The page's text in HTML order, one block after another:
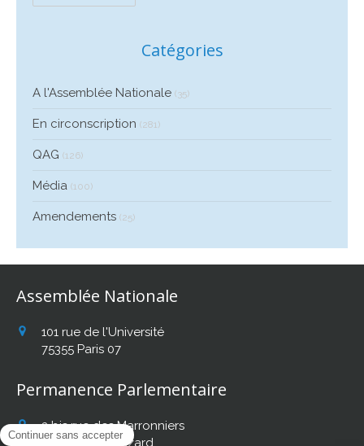
Catégories
A l'Assemblée Nationale (35)
En circonscription (281)
QAG (126)
Média (100)
Amendements (25)
Assemblée Nationale
101 rue de l'Université
75355 Paris 07
Permanence Parlementaire
2 bis rue des Marronniers
31140 Fonbeauzard